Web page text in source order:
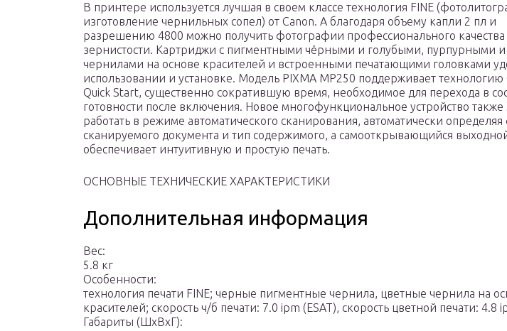
В принтере используется лучшая в своем классе технология FINE
изготовление чернильных сопел) от Canon. А благодаря объему капли 2 пл и
разрешению 4800 можно получить фотографии профессионального качества
зернистости. Картриджи с пигментными чёрными и голубыми, пурпурными
чернилами на основе красителей и встроенными печатающими головками
использовании и установке. Модель PIXMA MP250 поддерживает технологию
Quick Start, существенно сократившую время, необходимое для перехода в
готовности после включения. Новое многофункциональное устройство
работать в режиме автоматического сканирования, автоматически
сканируемого документа и тип содержимого, а самооткрывающийся
обеспечивает интуитивную и простую печать.
ОСНОВНЫЕ ТЕХНИЧЕСКИЕ ХАРАКТЕРИСТИКИ
Дополнительная информация
Вес:
5.8 кг
Особенности:
технология печати FINE; черные пигментные чернила, цветные чернила на
красителей; скорость ч/б печати: 7.0 ipm (ESAT), скорость цветной печати: 4.8
Габариты (ШхВхГ):